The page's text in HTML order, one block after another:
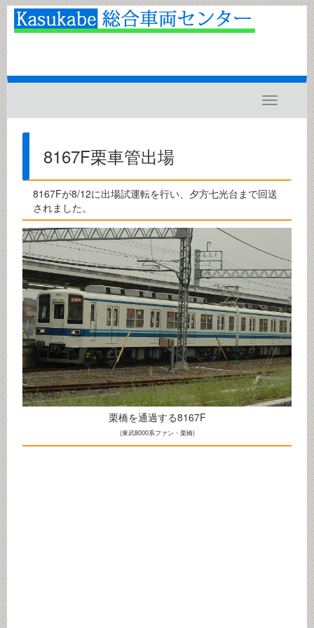
Toggle
navigation
8167F栗車管出場
8167Fが8/12に出場試運転を行い、夕方七光台まで回送
されました。
栗橋を通過する8167F
(東武8000系ファン・栗橋)